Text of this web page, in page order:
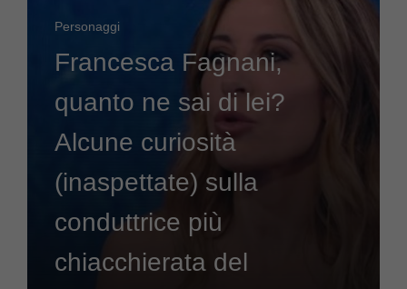
Personaggi
Francesca Fagnani,
quanto ne sai di lei?
Alcune curiosità
(inaspettate) sulla
conduttrice più
chiacchierata del